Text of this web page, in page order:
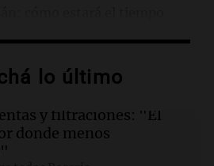
agosto
lo último
y filtraciones: "El
donde menos